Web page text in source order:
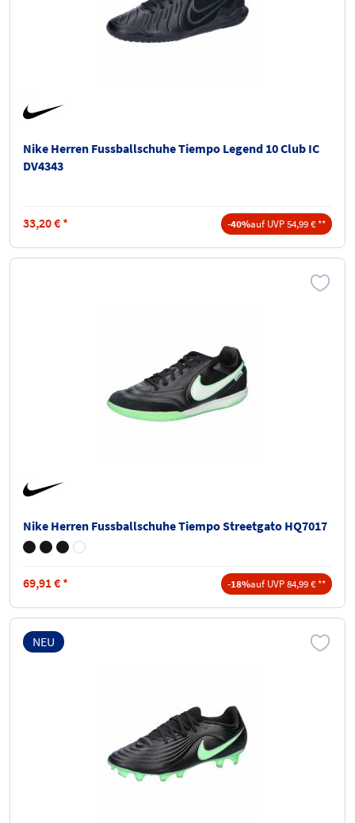
Nike Herren Fussballschuhe Tiempo Legend 10 Club IC
DV4343
33,20€ * -40%auf UVP 54,99 € **
Nike Herren Fussballschuhe Tiempo Streetgato HQ7017
69,91€ * -18%auf UVP 84,99 € **
NEU